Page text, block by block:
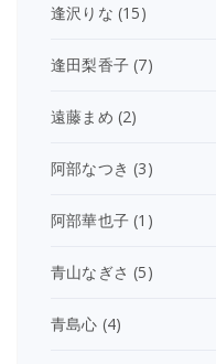
逢沢りな (15)
逢田梨香子 (7)
遠藤まめ (2)
阿部なつき (3)
阿部華也子 (1)
青山なぎさ (5)
青島心 (4)